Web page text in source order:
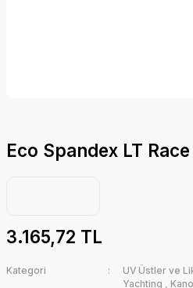
Eco Spandex LT
3.165,72 TL
Kategori UV Üstler ve
Yachting , Kano